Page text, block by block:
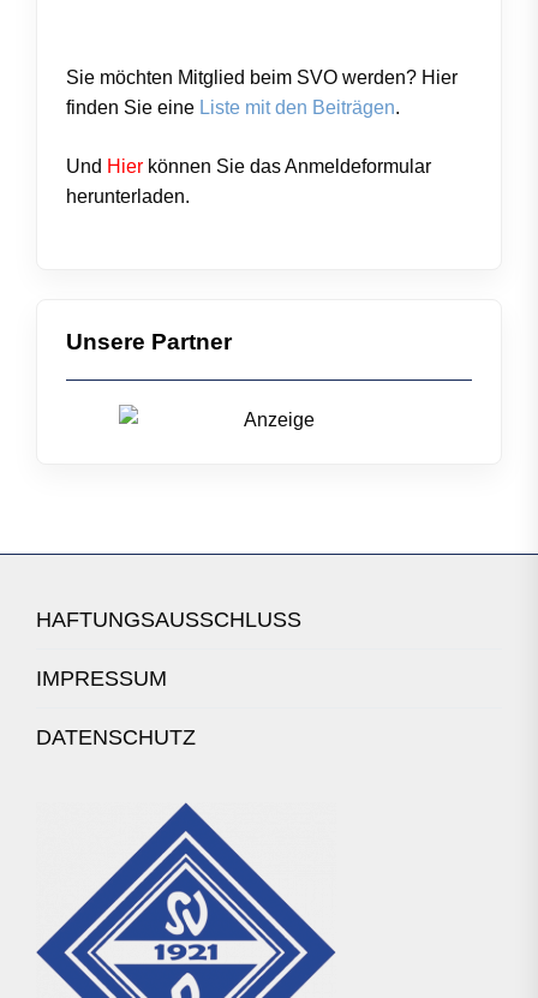
Sie möchten Mitglied beim SVO werden? Hier
finden Sie eine Liste mit den Beiträgen.
Und Hier können Sie dasAnmeldeformular
herunterladen.
Unsere Partner
HAFTUNGSAUSSCHLUSS
IMPRESSUM
DATENSCHUTZ